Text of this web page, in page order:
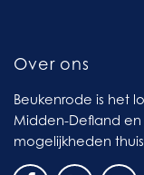
Over ons
Beukenrode is het
Midden-Defland
mogelijkheden